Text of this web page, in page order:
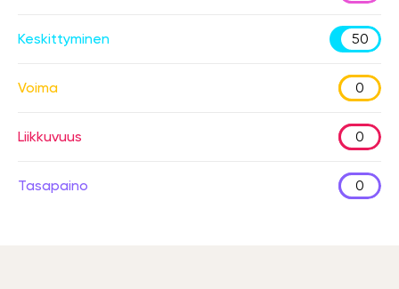
Keskittyminen 50
Voima 0
Liikkuvuus 0
Tasapaino 0